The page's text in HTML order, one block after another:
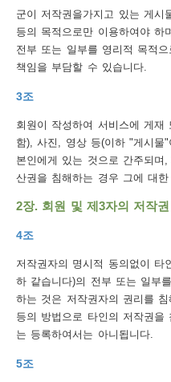
군이 저작권을가지고 있는 게시
등의 목적으로만 이용하여야 하
전부 또는 일부를 영리적 목적
책임을 부담할 수 있습니다.
3조
회원이 작성하여 서비스에 게재
함), 사진, 영상 등(이하 "게시물
본인에게 있는 것으로 간주되며
산권을 침해하는 경우 그에 대
2장. 회원 및 제3자의 저작
4조
저작권자의 명시적 동의없이 타
하 같습니다)의 전부 또는 일부
하는 것은 저작권자의 권리를 침
등의 방법으로 타인의 저작권을
는 등록하여서는 아니됩니다.
5조
메
뉴
사
이
트
맵
개
인